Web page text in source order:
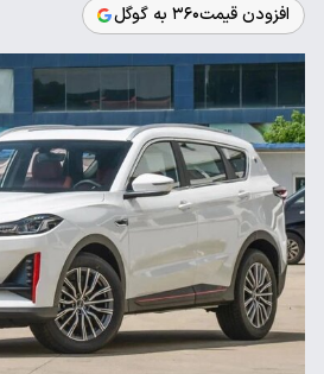
افزودن قیمت۳۶۰ به گوگل